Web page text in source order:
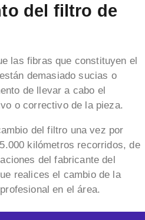
del filtro de
las fibras que constituyen el
demasiado sucias o
de llevar a cabo el
o correctivo de la pieza.
del filtro una vez por
kilómetros recorridos, de
del fabricante del
realices el cambio de la
en el área.